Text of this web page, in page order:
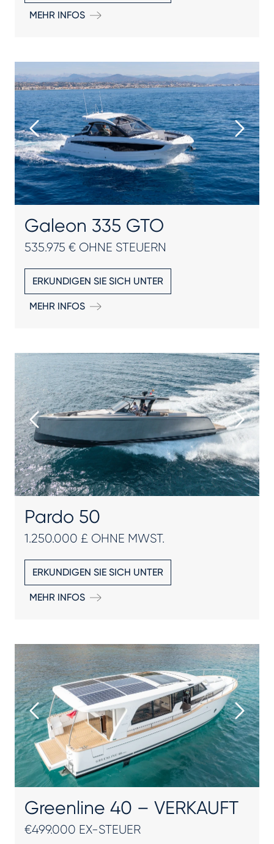
MEHR INFOS
Galeon 335 GTO
535.975 € OHNE STEUERN
ERKUNDIGEN SIE SICH UNTER
MEHR INFOS
Pardo 50
1.250.000 £ OHNE MWST.
ERKUNDIGEN SIE SICH UNTER
MEHR INFOS
Greenline 40 – VERKAUFT
€499.000 EX-STEUER